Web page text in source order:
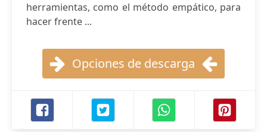
herramientas, como el método empático, para
hacer frente ...
Opciones de descarga